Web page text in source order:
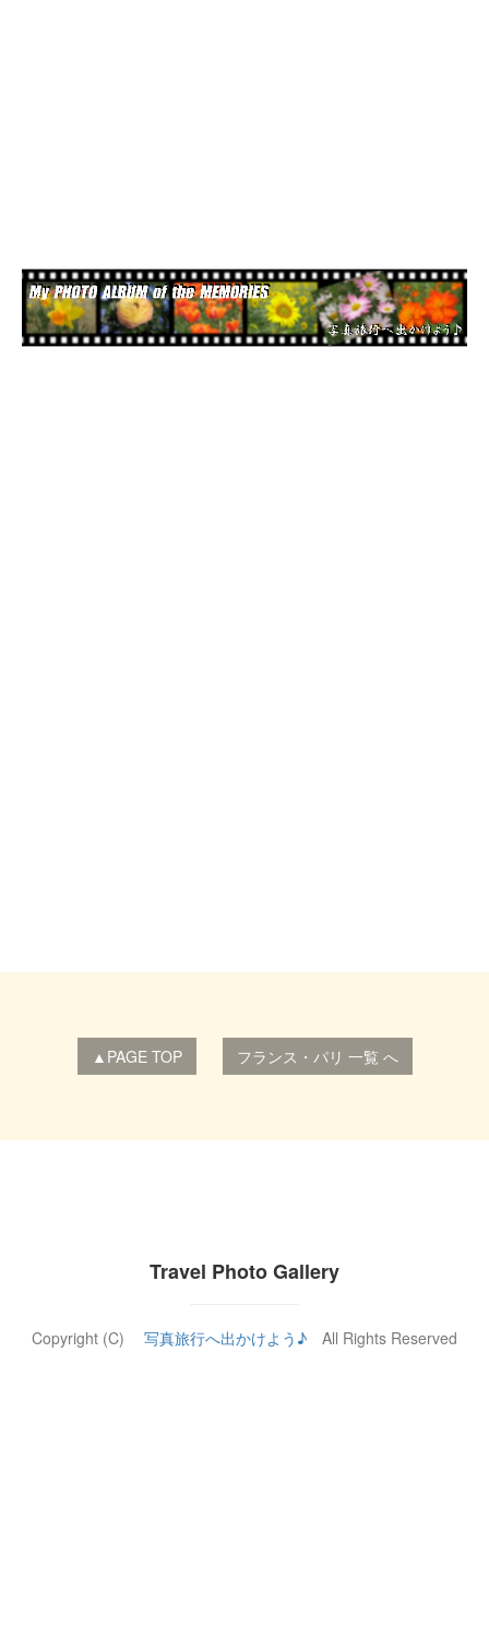
▲PAGE TOP フランス・パリ 一覧 へ
Travel Photo Gallery
Copyright (C) 写真旅行へ出かけよう♪ All Rights Reserved